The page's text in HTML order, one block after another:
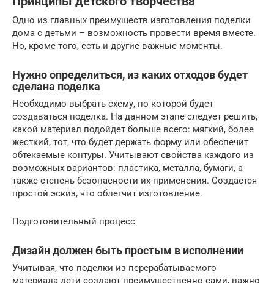
Одно из главных преимуществ изготовления поделки
дома с детьми – возможность провести время вместе.
Но, кроме того, есть и другие важные моменты.
Нужно определиться, из каких отходов будет
сделана поделка
Необходимо выбрать схему, по которой будет
создаваться поделка. На данном этапе следует решить,
какой материал подойдет больше всего: мягкий, более
жесткий, тот, что будет держать форму или обеспечит
обтекаемые контуры. Учитывают свойства каждого из
возможных вариантов: пластика, металла, бумаги, а
также степень безопасности их применения. Создается
простой эскиз, что облегчит изготовление.
Подготовительный процесс
Дизайн должен быть простым в исполнении
Учитывая, что поделки из перерабатываемого
материала дети создают преимущественно сами, важно